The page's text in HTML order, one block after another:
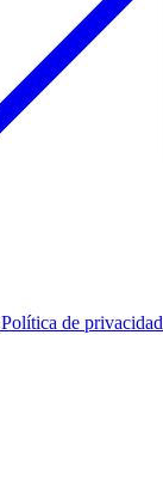
Política de privacidad